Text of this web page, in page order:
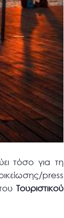
τόσο για τη
press
Τουριστικού